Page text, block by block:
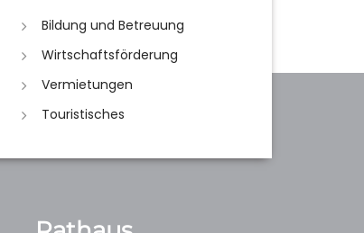
Bildung und Betreuung
Wirtschaftsförderung
Vermietungen
Touristisches